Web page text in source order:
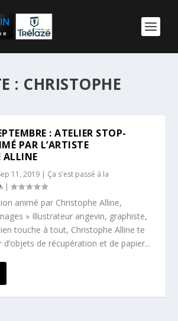
: CHRISTOPHE
: ATELIER STOP-
PAR L’ARTISTE
ALLINE
11, 2019 | Ça s'est passé à la
|
animé par Christophe Alline,
» Illustrateur angevin, graphiste,
touche à tout, Christophe Alline te
de récupération et de papier...